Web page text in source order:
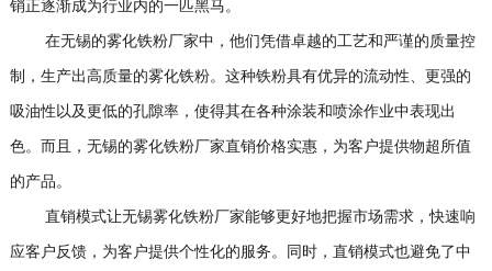
销正逐渐成为行业内的一匹黑马。
在无锡的雾化铁粉厂家中，他们凭借卓越的工艺和严谨的质量控
制，生产出高质量的雾化铁粉。这种铁粉具有优异的流动性、更强的
吸油性以及更低的孔隙率，使得其在各种涂装和喷涂作业中表现出
色。而且，无锡的雾化铁粉厂家直销价格实惠，为客户提供物超所值
的产品。
直销模式让无锡雾化铁粉厂家能够更好地把握市场需求，快速响
应客户反馈，为客户提供个性化的服务。同时，直销模式也避免了中